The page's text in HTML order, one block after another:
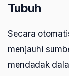
Tubuh
Secara
menjauhi
mendadak